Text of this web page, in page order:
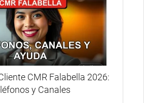
CMR Falabella 2026:
y Canales